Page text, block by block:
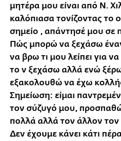
μητέρα μου είναι από Ν.
καλόπιασα τονίζοντας το
σημείο , απάντησέ μου σε
Πώς μπορώ να ξεχάσω
να βρω τι μου λείπει για
το ν ξεχάσω αλλά ενώ ξέρω
εξακολουθώ να έχω
Σημείωση: είμαι
τον σύζυγό μου,
πολλά αλλά τον άλλον
Δεν έχουμε κάνει κάτι